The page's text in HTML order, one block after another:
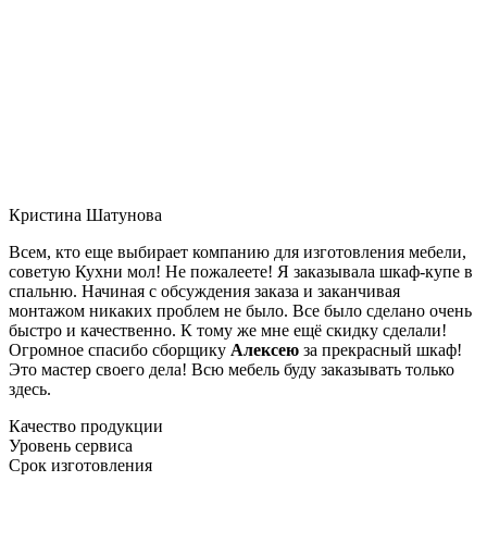
Кристина Шатунова
Всем, кто еще выбирает компанию для изготовления мебели,
советую Кухни мол! Не пожалеете! Я заказывала шкаф-купе в
спальню. Начиная с обсуждения заказа и заканчивая
монтажом никаких проблем не было. Все было сделано очень
быстро и качественно. К тому же мне ещё скидку сделали!
Огромное спасибо сборщику Алексею за прекрасный шкаф!
Это мастер своего дела! Всю мебель буду заказывать только
здесь.
Качество продукции
Уровень сервиса
Срок изготовления